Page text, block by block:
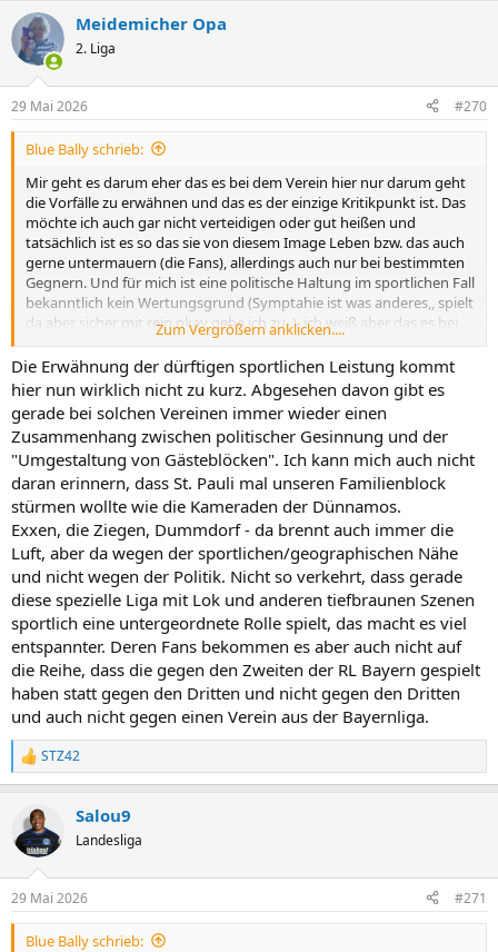
k
t
i
e
n
Meidemicher Opa
2. Liga
29 Mai 2026 #270
Blue Bally schrieb:
Mir geht es darum eher das es bei dem Verein hier nur darum geht
die Vorfälle zu erwähnen und das es der einzige Kritikpunkt ist. Das
möchte ich auch gar nicht verteidigen oder gut heißen und
tatsächlich ist es so das sie von diesem Image Leben bzw. das auch
gerne untermauern (die Fans), allerdings auch nur bei bestimmten
Gegnern. Und für mich ist eine politische Haltung im sportlichen Fall
bekanntlich kein Wertungsgrund (Symptahie ist was anderes,, spielt
da aber sicher mit rein okay gebe ich zu. ), ich weiß aber das es bei
vielen hier seit einiger Zeit hier geändert hat. Für mich gilt bis auf
gewisse Ausnahmen keine Politik beim Fußball und daher ist mir
egal was da für Leute zum Gegner gehen (Ja auch Neonazis dürfen
Fußball gucken oder Ballet tanzen) Ich zieh auch gerne
beispielsweise über St.Pauli her, dennoch würde ich gerne gegen die
Spielen. Wahrscheinlich brauch ich das Spiel gegen Leipzig auch nur
1x und dann reicht es mir, aber zumindest einmal in der Liga hätte
schon einen Reiz. Und das man Lok beschissen findet ist ja
vollkommen legitim.
Zum Vergrößern anklicken....
Die Erwähnung der dürftigen sportlichen Leistung kommt
hier nun wirklich nicht zu kurz. Abgesehen davon gibt es
gerade bei solchen Vereinen immer wieder einen
Zusammenhang zwischen politischer Gesinnung und der
"Umgestaltung von Gästeblöcken". Ich kann mich auch nicht
daran erinnern, dass St. Pauli mal unseren Familienblock
stürmen wollte wie die Kameraden der Dünnamos.
Exxen, die Ziegen, Dummdorf - da brennt auch immer die
Luft, aber da wegen der sportlichen/geographischen Nähe
und nicht wegen der Politik. Nicht so verkehrt, dass gerade
diese spezielle Liga mit Lok und anderen tiefbraunen Szenen
sportlich eine untergeordnete Rolle spielt, das macht es viel
entspannter. Deren Fans bekommen es aber auch nicht auf
die Reihe, dass die gegen den Zweiten der RL Bayern gespielt
haben statt gegen den Dritten und nicht gegen den Dritten
und auch nicht gegen einen Verein aus der Bayernliga.
R
e
k
t
i
e
n
STZ42
Salou9
Landesliga
29 Mai 2026 #271
Blue Bally schrieb: